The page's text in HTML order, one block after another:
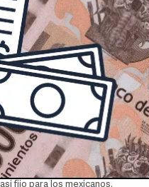
fijo para los mexicanos.